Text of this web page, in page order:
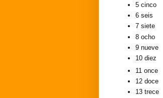
5 cinco
6 seis
7 siete
8 ocho
9 nueve
10 diez
11 once
12 doce
13 trece